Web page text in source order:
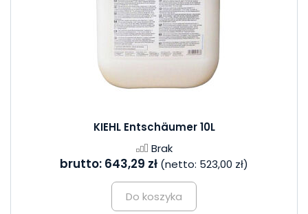
KIEHL Entschäumer 10L
Brak
brutto: 643,29 zł (netto: 523,00 zł)
Do koszyka